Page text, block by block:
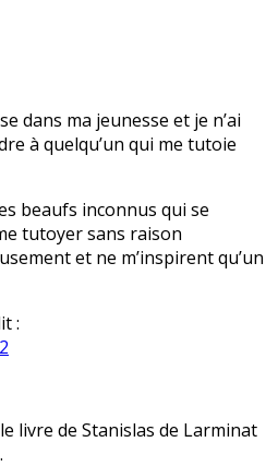
dans ma jeunesse et je n’ai
à quelqu’un qui me tutoie
beaufs inconnus qui se
tutoyer sans raison
et ne m’inspirent qu’un
:
livre de Stanislas de Larminat